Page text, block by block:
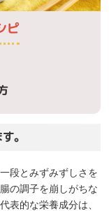
ピ
。
段とみずみずしさを
の調子を崩しがちな
表的な栄養成分は、